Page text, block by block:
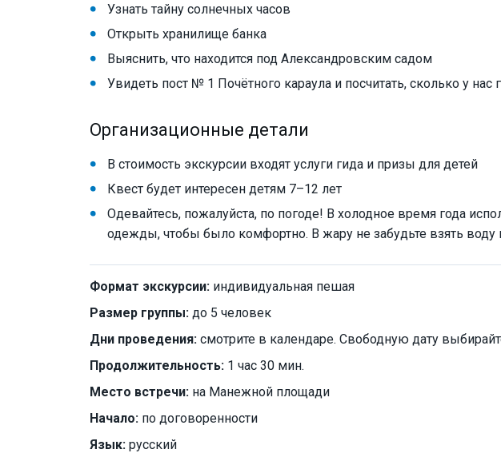
Узнать тайну солнечных часов
Открыть хранилище банка
Выяснить, что находится под Александровским садом
Увидеть пост № 1 Почётного караула и посчитать, сколько у нас
Организационные детали
В стоимость экскурсии входят услуги гида и призы для детей
Квест будет интересен детям 7–12 лет
Одевайтесь, пожалуйста, по погоде! В холодное время года
одежды, чтобы было комфортно. В жару не забудьте взять
Формат экскурсии: индивидуальная пешая
Размер группы: до 5 человек
Дни проведения: смотрите в календаре. Свободную дату
Продолжительность: 1 час 30 мин.
Место встречи: на Манежной площади
Начало: по договоренности
Язык: русский